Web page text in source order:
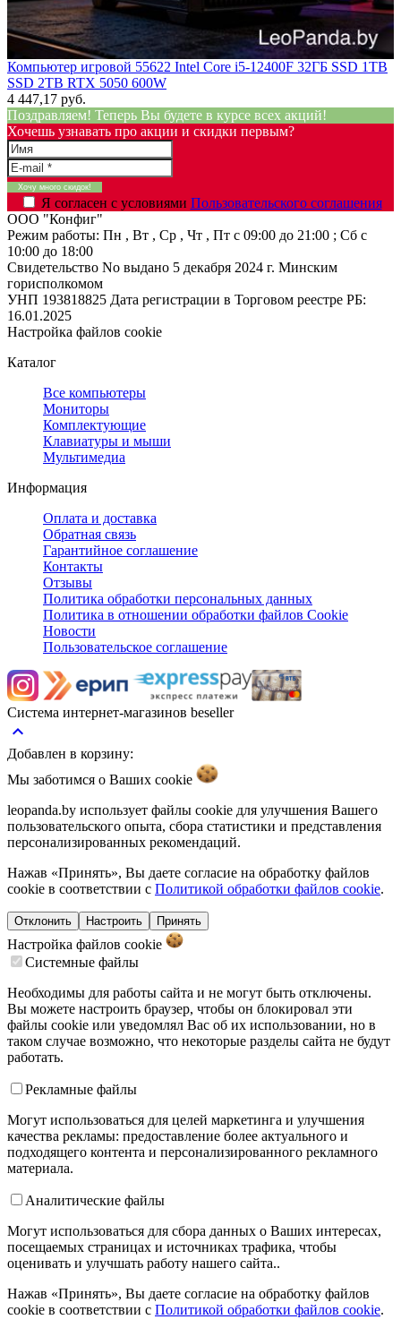
Компьютер игровой 55622 Intel Core i5-12400F 32ГБ SSD 1TB
SSD 2TB RTX 5050 600W
4 447,17 руб.
Поздравляем! Теперь Вы будете в курсе всех акций!
Хочешь узнавать про акции и скидки первым?
Я согласен с условиями Пользовательского соглашения
ООО "Конфиг"
Режим работы: Пн , Вт , Ср , Чт , Пт c 09:00 до 21:00 ; Сб c
10:00 до 18:00
Свидетельство No выдано 5 декабря 2024 г. Минским
горисполкомом
УНП 193818825 Дата регистрации в Торговом реестре РБ:
16.01.2025
Настройка файлов cookie
Каталог
Все компьютеры
Мониторы
Комплектующие
Клавиатуры и мыши
Мультимедиа
Информация
Оплата и доставка
Обратная связь
Гарантийное соглашение
Контакты
Отзывы
Политика обработки персональных данных
Политика в отношении обработки файлов Cookie
Новости
Пользовательское соглашение
Система интернет-магазинов beseller
keyboard_arrow_up
Добавлен в корзину:
Мы заботимся о Ваших cookie
leopanda.by использует файлы cookie для улучшения Вашего
пользовательского опыта, сбора статистики и представления
персонализированных рекомендаций.
Нажав «Принять», Вы даете согласие на обработку файлов
cookie в соответствии с Политикой обработки файлов cookie.
Отклонить Настроить Принять
Настройка файлов cookie
Системные файлы
Необходимы для работы сайта и не могут быть отключены.
Вы можете настроить браузер, чтобы он блокировал эти
файлы cookie или уведомлял Вас об их использовании, но в
таком случае возможно, что некоторые разделы сайта не будут
работать.
Рекламные файлы
Могут использоваться для целей маркетинга и улучшения
качества рекламы: предоставление более актуального и
подходящего контента и персонализированного рекламного
материала.
Аналитические файлы
Могут использоваться для сбора данных о Ваших интересах,
посещаемых страницах и источниках трафика, чтобы
оценивать и улучшать работу нашего сайта..
Нажав «Принять», Вы даете согласие на обработку файлов
cookie в соответствии с Политикой обработки файлов cookie.